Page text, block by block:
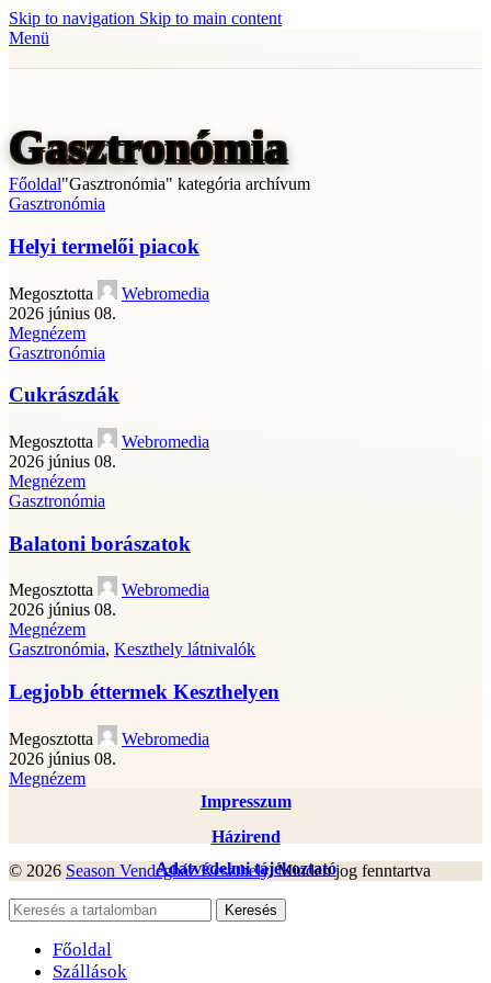
Skip to navigation Skip to main content
Menü
Gasztronómia
Főoldal"Gasztronómia" kategória archívum
Gasztronómia
Helyi termelői piacok
Megosztotta
Webromedia
2026 június 08.
Megnézem
Gasztronómia
Cukrászdák
Megosztotta
Webromedia
2026 június 08.
Megnézem
Gasztronómia
Balatoni borászatok
Megosztotta
Webromedia
2026 június 08.
Megnézem
Gasztronómia, Keszthely látnivalók
Legjobb éttermek Keszthelyen
Megosztotta
Webromedia
2026 június 08.
Megnézem
Impresszum
Házirend
Adatvédelmi tájékoztató
© 2026 Season Vendégház Keszthely. Minden jog fenntartva
Keresés
Főoldal
Szállások